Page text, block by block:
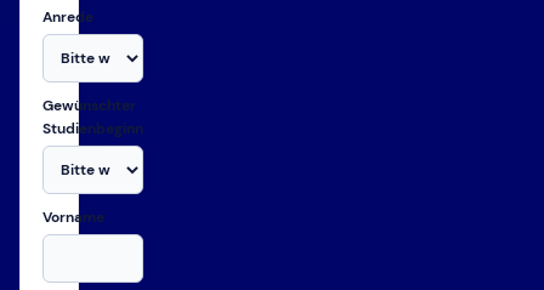
Anrede
Gewünschter
Studienbeginn
Vorname